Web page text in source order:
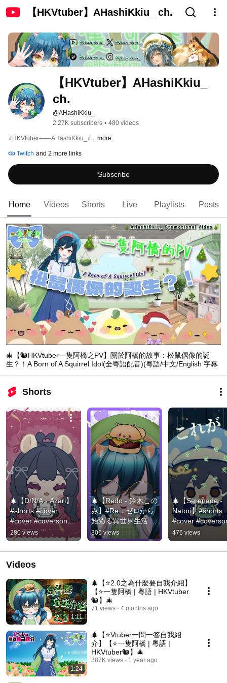
【HKVtuber】AHashiKkiu_ ch.
【HKVtuber】AHashiKkiu_
ch.
@AHashiKkiu_
2.27K subscribers • 480 videos
⭐️HKVtuber——AHashiKkiu_⭐️ ...more
Twitch and 2 more links
Subscribe
Home Videos Shorts Live Playlists Posts
🎄【🐿️HKVtuber一隻阿橋之PV】關於阿橋的故事：松鼠偶像的誕
生？！A Born of A Squirrel Idol(全粵語配音)(粵語/中文/English 字幕
Shorts
🎄【D/N/A - Azari】
#shorts #cover
#cover #coversongs
🎄
280 views
🎄【Redo - 鈴木この
み】#Re：ゼロから
始める異世界生活
#shorts #cover #翻
唱 #カバー曲🎄
306 views
🎄【Serenade -
Natori】#shorts
#cover
🎄
476 views
Videos
1:11
🎄【⭐2.0之為什麼要自我介紹】
【⭐一隻阿橋 | 粵語 | HKVtuber
🐿️】🎄
71 views 4 months ago
1:24
🎄【⭐Vtuber一問一答自我紹
介】【⭐一隻阿橋 | 粵語 |
HKVtuber🐿️】🎄
387K views 1 year ago